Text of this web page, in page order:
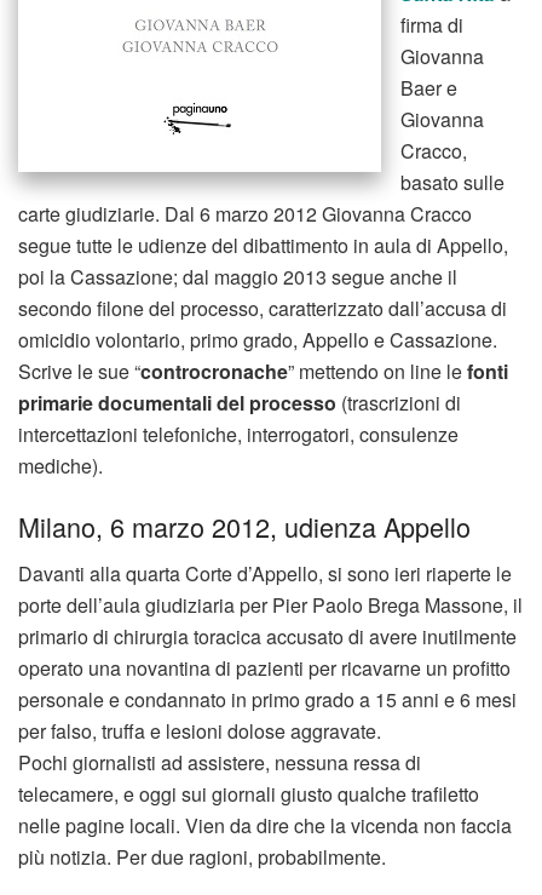
firma di
Giovanna
Baer e
Giovanna
Cracco,
basato sulle
carte giudiziarie. Dal 6 marzo 2012 Giovanna Cracco
segue tutte le udienze del dibattimento in aula di Appello,
poi la Cassazione; dal maggio 2013 segue anche il
secondo filone del processo, caratterizzato dall’accusa di
omicidio volontario, primo grado, Appello e Cassazione.
Scrive le sue “controcronache” mettendo on line lefonti
primarie documentali del processo (trascrizioni di
intercettazioni telefoniche, interrogatori, consulenze
mediche).
Milano, 6 marzo 2012, udienza Appello
Davanti alla quarta Corte d’Appello, si sono ieri riaperte le
porte dell’aula giudiziaria per Pier Paolo Brega Massone, il
primario di chirurgia toracica accusato di avere inutilmente
operato una novantina di pazienti per ricavarne un profitto
personale e condannato in primo grado a 15 anni e 6 mesi
per falso, truffa e lesioni dolose aggravate.
Pochi giornalisti ad assistere, nessuna ressa di
telecamere, e oggi sui giornali giusto qualche trafiletto
nelle pagine locali. Vien da dire che la vicenda non faccia
più notizia. Per due ragioni, probabilmente.